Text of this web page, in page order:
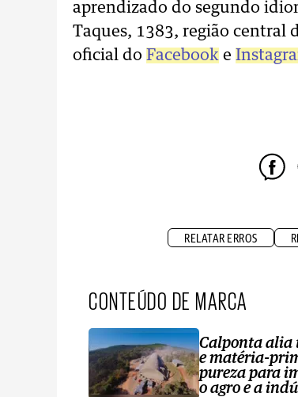
aprendizado do segundo
Taques, 1383, região central
oficial do Facebook e
RELATAR ERROS
CONTEÚDO DE MARCA
Calponta alia
e matéria-
pureza para
o agro e a